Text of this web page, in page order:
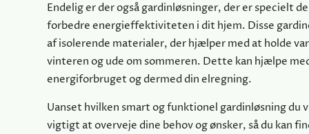
Endelig er der også gardinløsninger, der er specielt
forbedre energieffektiviteten i dit hjem. Disse
af isolerende materialer, der hjælper med at holde
vinteren og ude om sommeren. Dette kan hjælpe
energiforbruget og dermed din elregning.
Uanset hvilken smart og funktionel gardinløsning du
vigtigt at overveje dine behov og ønsker, så du kan